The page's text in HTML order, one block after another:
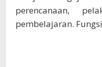
perencanaan,
pembelajaran.